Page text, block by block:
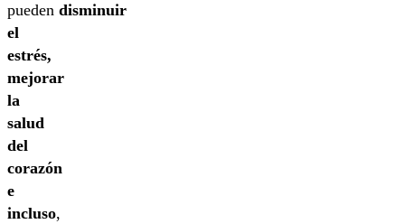
pueden disminuir
el
estrés,
mejorar
la
salud
del
corazón
e
incluso,